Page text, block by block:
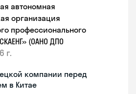
автономная
организация
профессионального
(ОАНО ДПО
г.
компании перед
в Китае